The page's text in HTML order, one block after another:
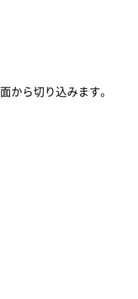
から切り込みます。